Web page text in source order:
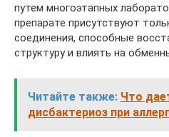
путем многоэтапных
препарате присутствуют
соединения, способные
структуру и влиять на
Читайте также: Что
дисбактериоз при